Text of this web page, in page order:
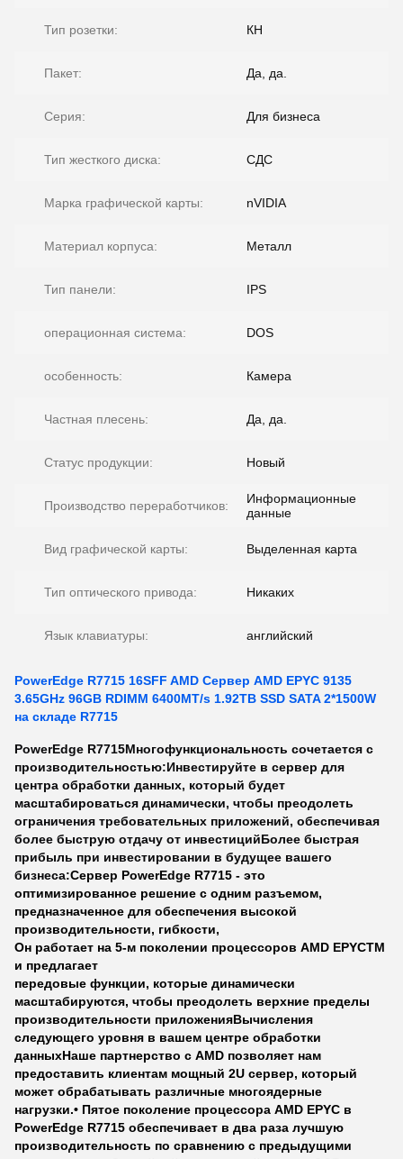
Тип розетки: КН
Пакет: Да, да.
Серия: Для бизнеса
Тип жесткого диска: СДС
Марка графической карты: nVIDIA
Материал корпуса: Металл
Тип панели: IPS
операционная система: DOS
особенность: Камера
Частная плесень: Да, да.
Статус продукции: Новый
Производство переработчиков:
Информационные
данные
Вид графической карты: Выделенная карта
Тип оптического привода: Никаких
Язык клавиатуры: английский
PowerEdge R7715 16SFF AMD Сервер AMD EPYC 9135
3.65GHz 96GB RDIMM 6400MT/s 1.92TB SSD SATA 2*1500W
на складе R7715
PowerEdge R7715Многофункциональность сочетается с
производительностью:Инвестируйте в сервер для
центра обработки данных, который будет
масштабироваться динамически, чтобы преодолеть
ограничения требовательных приложений, обеспечивая
более быструю отдачу от инвестицийБолее быстрая
прибыль при инвестировании в будущее вашего
бизнеса:Сервер PowerEdge R7715 - это
оптимизированное решение с одним разъемом,
предназначенное для обеспечения высокой
производительности, гибкости,
Он работает на 5-м поколении процессоров AMD EPYCTM
и предлагает
передовые функции, которые динамически
масштабируются, чтобы преодолеть верхние пределы
производительности приложенияВычисления
следующего уровня в вашем центре обработки
данныхНаше партнерство с AMD позволяет нам
предоставить клиентам мощный 2U сервер, который
может обрабатывать различные многоядерные
нагрузки.• Пятое поколение процессора AMD EPYC в
PowerEdge R7715 обеспечивает в два раза лучшую
производительность по сравнению с предыдущими